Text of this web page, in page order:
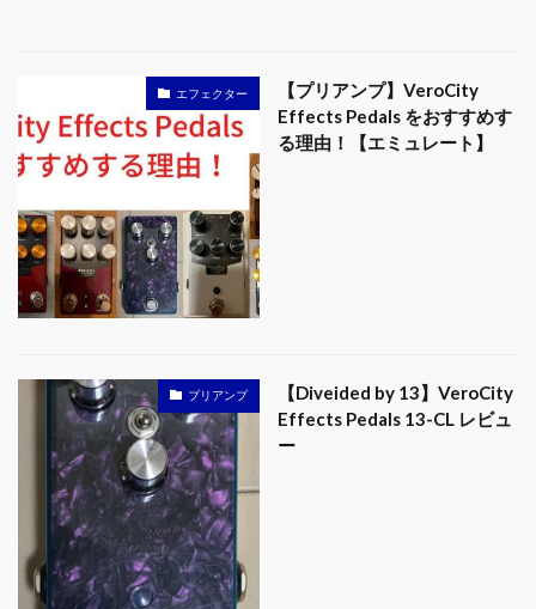
エフェクター
【プリアンプ】VeroCity
Effects Pedals をおすすめす
る理由！【エミュレート】
プリアンプ
【Diveided by 13】VeroCity
Effects Pedals 13-CL レビュ
ー